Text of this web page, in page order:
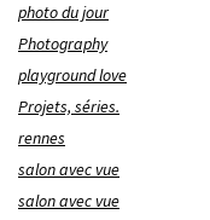
photo du jour
Photography
playground love
Projets, séries.
rennes
salon avec vue
salon avec vue